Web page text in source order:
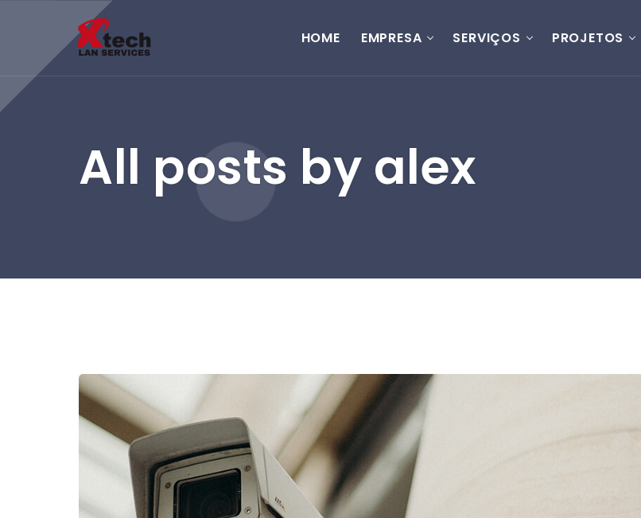
HOME EMPRESA SERVIÇOS PROJETOS
All posts by alex